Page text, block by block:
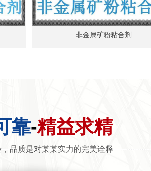
非金属矿粉粘合剂
靠-精益求精
品质是对某某实力的完美诠释